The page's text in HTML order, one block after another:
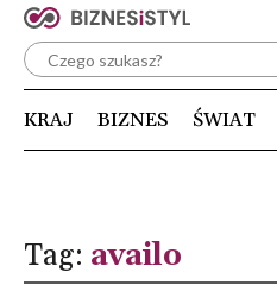
KRAJ BIZNES ŚWIAT
Tag: availo